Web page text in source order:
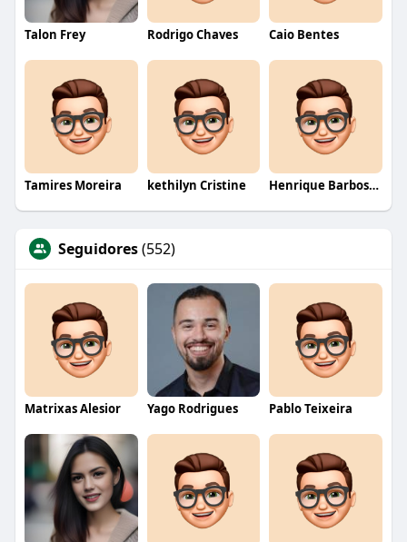
Talon Frey Rodrigo Chaves Caio Bentes
Tamires Moreira kethilyn Cristine Henrique Barbosa Yokobataki
Seguidores(552)
Matrixas Alesior Yago Rodrigues Pablo Teixeira